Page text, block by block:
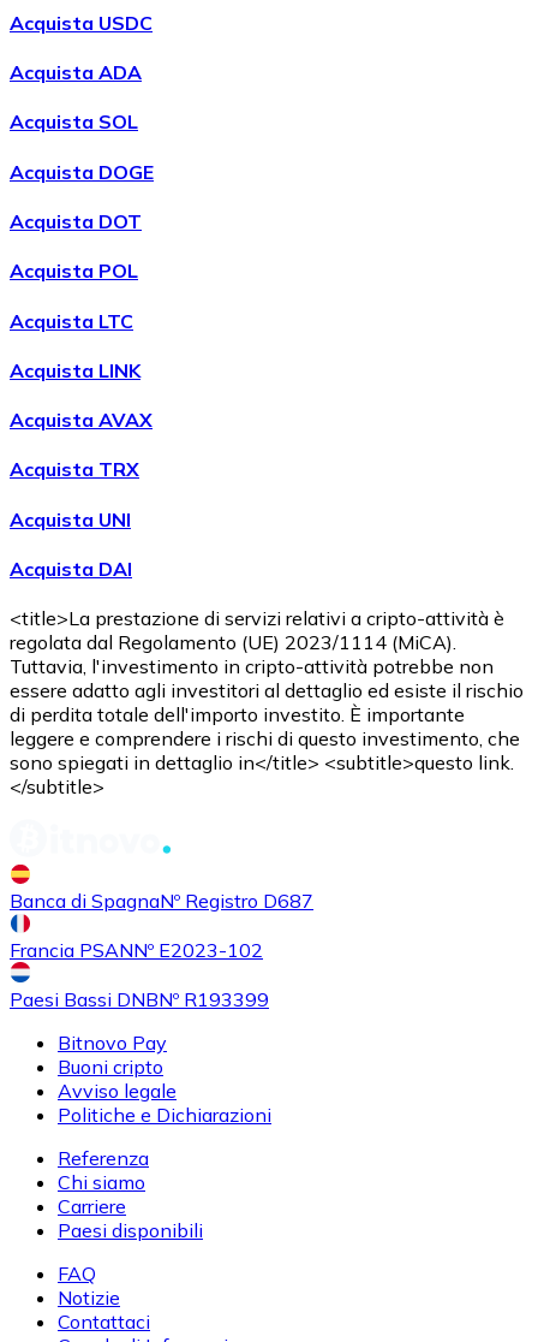
Acquista USDC
Acquista ADA
Acquista SOL
Acquista DOGE
Acquista DOT
Acquista POL
Acquista LTC
Acquista LINK
Acquista AVAX
Acquista TRX
Acquista UNI
Acquista DAI
<title>La prestazione di servizi relativi a cripto-attività è
regolata dal Regolamento (UE) 2023/1114 (MiCA).
Tuttavia, l'investimento in cripto-attività potrebbe non
essere adatto agli investitori al dettaglio ed esiste il rischio
di perdita totale dell'importo investito. È importante
leggere e comprendere i rischi di questo investimento, che
sono spiegati in dettaglio in</title> <subtitle>questo link.
</subtitle>
Banca di SpagnaNº Registro D687
Francia PSANNº E2023-102
Paesi Bassi DNBNº R193399
Bitnovo Pay
Buoni cripto
Avviso legale
Politiche e Dichiarazioni
Referenza
Chi siamo
Carriere
Paesi disponibili
FAQ
Notizie
Contattaci